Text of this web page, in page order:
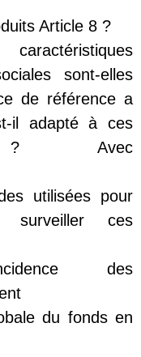
Article 8 ?
sont-elles
de référence a
il adapté à ces
? Avec
utilisées pour
surveiller ces
des
du fonds en